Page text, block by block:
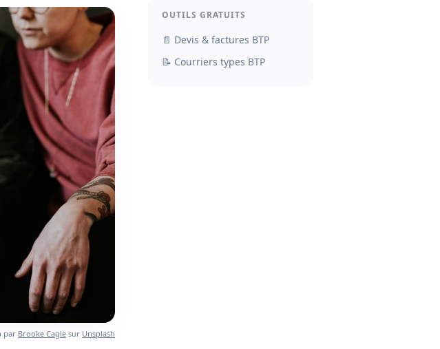
par Brooke Cagle sur Unsplash
OUTILS GRATUITS
📄 Devis & factures BTP
📝 Courriers types BTP